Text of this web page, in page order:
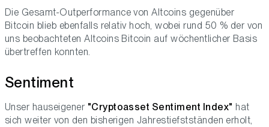
Die Gesamt-Outperformance von Altcoins gegenüber
Bitcoin blieb ebenfalls relativ hoch, wobei rund 50 % der von
uns beobachteten Altcoins Bitcoin auf wöchentlicher Basis
übertreffen konnten.
Sentiment
Unser hauseigener "Cryptoasset Sentiment Index" hat
sich weiter von den bisherigen Jahrestiefstständen erholt,